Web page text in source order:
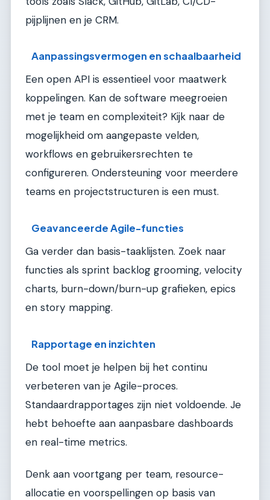
pijplijnen en je CRM.
Aanpassingsvermogen en schaalbaarheid
Een open API is essentieel voor maatwerk
koppelingen. Kan de software meegroeien
met je team en complexiteit? Kijk naar de
mogelijkheid om aangepaste velden,
workflows en gebruikersrechten te
configureren. Ondersteuning voor meerdere
teams en projectstructuren is een must.
Geavanceerde Agile-functies
Ga verder dan basis-taaklijsten. Zoek naar
functies als sprint backlog grooming, velocity
charts, burn-down/burn-up grafieken, epics
en story mapping.
Rapportage en inzichten
De tool moet je helpen bij het continu
verbeteren van je Agile-proces.
Standaardrapportages zijn niet voldoende. Je
hebt behoefte aan aanpasbare dashboards
en real-time metrics.
Denk aan voortgang per team, resource-
allocatie en voorspellingen op basis van